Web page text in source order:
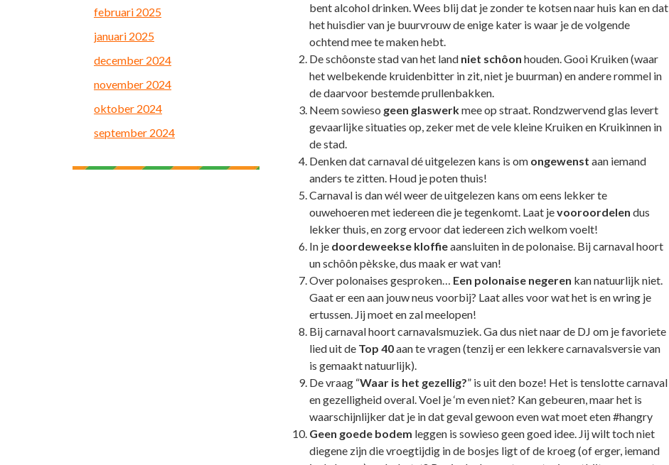
februari 2025
januari 2025
december 2024
november 2024
oktober 2024
september 2024
bent alcohol drinken. Wees blij dat je zonder te kotsen naar huis kan en dat
het huisdier van je buurvrouw de enige kater is waar je de volgende
ochtend mee te maken hebt.
De schôonste stad van het land niet schôon houden. Gooi Kruiken (waar
het welbekende kruidenbitter in zit, niet je buurman) en andere rommel in
de daarvoor bestemde prullenbakken.
Neem sowieso geen glaswerkmee op straat. Rondzwervend glas levert
gevaarlijke situaties op, zeker met de vele kleine Kruiken en Kruikinnen in
de stad.
Denken dat carnaval dé uitgelezen kans is om ongewenst aan iemand
anders te zitten. Houd je poten thuis!
Carnaval is dan wél weer de uitgelezen kans om eens lekker te
ouwehoeren met iedereen die je tegenkomt. Laat jevooroordelen dus
lekker thuis, en zorg ervoor dat iedereen zich welkom voelt!
In je doordeweekse kloffieaansluiten in de polonaise. Bij carnaval hoort
un schôôn pèkske, dus maak er wat van!
Over polonaises gesproken… Een polonaise negeren kan natuurlijk niet.
Gaat er een aan jouw neus voorbij? Laat alles voor wat het is en wring je
ertussen. Jij moet en zal meelopen!
Bij carnaval hoort carnavalsmuziek. Ga dus niet naar de DJ om je favoriete
lied uit de Top 40aan te vragen (tenzij er een lekkere carnavalsversie van
is gemaakt natuurlijk).
De vraag “Waar is het gezellig?” is uit den boze! Het is tenslotte carnaval
en gezelligheid overal. Voel je ‘m even niet? Kan gebeuren, maar het is
waarschijnlijker dat je in dat geval gewoon even wat moet eten #hangry
Geen goede bodem leggen is sowieso geen goed idee. Jij wilt toch niet
diegene zijn die vroegtijdig in de bosjes ligt of de kroeg (of erger, iemand